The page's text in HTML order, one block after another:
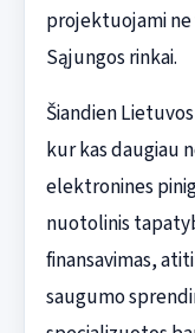
projektuojami ne
Sąjungos rinkai.
Šiandien
kur kas daugiau
elektronines
nuotolinis
finansavimas,
saugumo